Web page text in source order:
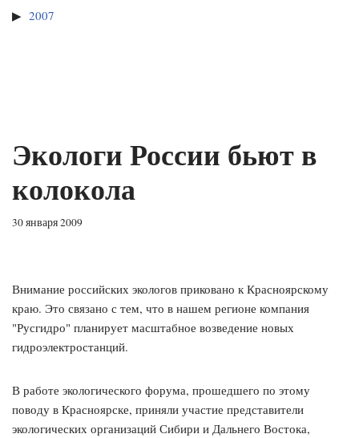
2007
Экологи России бьют в
колокола
30 января 2009
Внимание российских экологов приковано к Красноярскому
краю. Это связано с тем, что в нашем регионе компания
"Русгидро" планирует масштабное возведение новых
гидроэлектростанций.
В работе экологического форума, прошедшего по этому
поводу в Красноярске, приняли участие представители
экологических организаций Сибири и Дальнего Востока,